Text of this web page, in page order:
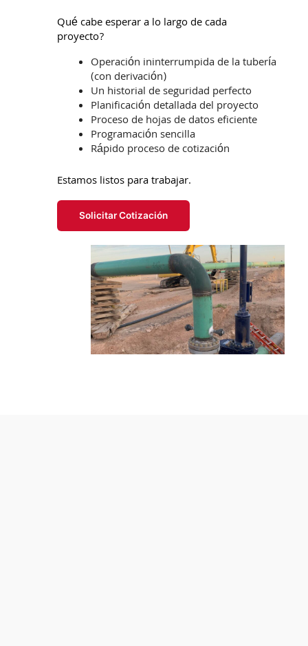
Qué cabe esperar a lo largo de cada
proyecto?
Operación ininterrumpida de la tubería
(con derivación)
Un historial de seguridad perfecto
Planificación detallada del proyecto
Proceso de hojas de datos eficiente
Programación sencilla
Rápido proceso de cotización
Estamos listos para trabajar.
Solicitar Cotización